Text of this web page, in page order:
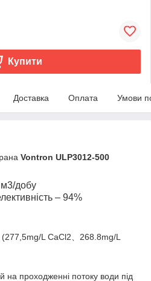
Купити
Доставка Оплата Умови
Vontron ULP3012-500
м3/добу
– 94%
L CaCl2、268.8mg/L
проходженні потоку води під